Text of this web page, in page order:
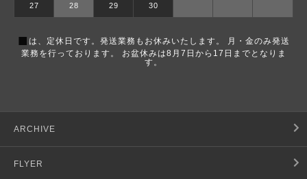
27 28 29 30
■ は、定休日です。発送業務もお休みいたします。 月・金のみ発送
業務を行っております。 お盆休みは8月7日から17日までとなりま
す。
ARCHIVE
FLYER